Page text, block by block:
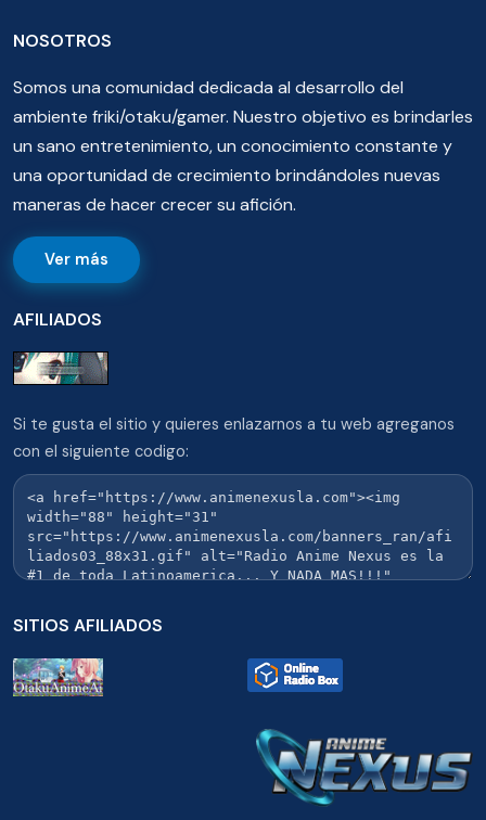
NOSOTROS
Somos una comunidad dedicada al desarrollo del
ambiente friki/otaku/gamer. Nuestro objetivo es brindarles
un sano entretenimiento, un conocimiento constante y
una oportunidad de crecimiento brindándoles nuevas
maneras de hacer crecer su afición.
Ver más
AFILIADOS
Si te gusta el sitio y quieres enlazarnos a tu web agreganos
con el siguiente codigo:
SITIOS AFILIADOS